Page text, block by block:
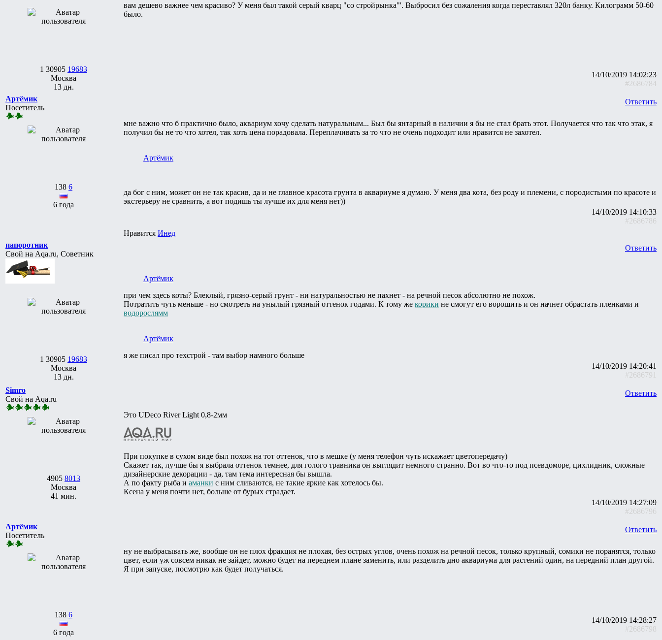
1 30905 19683
Москва
13 дн.
вам дешево важнее чем красиво? У меня был такой серый кварц "со стройрынка"'. Выбросил без сожаления когда переставлял 320л банку. Килограмм 50-60
было.
14/10/2019 14:02:23
#2686784
Артёмик
Посетитель
138 6
6 года
Ответить
мне важно что б практично было, аквариум хочу сделать натуральным... Был бы янтарный в наличии я бы не стал брать этот. Получается что так что этак, я
получил бы не то что хотел, так хоть цена порадовала. Переплачивать за то что не очень подходит или нравится не захотел.
Артёмик
да бог с ним, может он не так красив, да и не главное красота грунта в аквариуме я думаю. У меня два кота, без роду и племени, с породистыми по красоте и
экстерьеру не сравнить, а вот подишь ты лучше их для меня нет))
14/10/2019 14:10:33
#2686786
Нравится Инед
папоротник
Свой на Aqa.ru, Советник
1 30905 19683
Москва
13 дн.
Ответить
Артёмик
при чем здесь коты? Блеклый, грязно-серый грунт - ни натуральностью не пахнет - на речной песок абсолютно не похож.
Потратить чуть меньше - но смотреть на унылый грязный оттенок годами. К тому же корики не смогут его ворошить и он начнет обрастать пленками и
водорослямм
Артёмик
я же писал про техстрой - там выбор намного больше
14/10/2019 14:20:41
#2686791
Simro
Свой на Aqa.ru
4905 8013
Москва
41 мин.
Ответить
Это UDeco River Light 0,8-2мм
При покупке в сухом виде был похож на тот оттенок, что в мешке (у меня телефон чуть искажает цветопередачу)
Скажет так, лучше бы я выбрала оттенок темнее, для голого травника он выглядит немного странно. Вот во что-то под псевдоморе, цихлидник, сложные
дизайнерские декорации - да, там тема интересная бы вышла.
А по факту рыба и аманки с ним сливаются, не такие яркие как хотелось бы.
Ксена у меня почти нет, больше от бурых страдает.
14/10/2019 14:27:09
#2686796
Артёмик
Посетитель
138 6
6 года
Ответить
ну не выбрасывать же, вообще он не плох фракция не плохая, без острых углов, очень похож на речной песок, только крупный, сомики не поранятся, только
цвет, если уж совсем никак не зайдет, можно будет на переднем плане заменить, или разделить дно аквариума для растений один, на передний план другой.
Я при запуске, посмотрю как будет получаться.
14/10/2019 14:28:27
#2686798